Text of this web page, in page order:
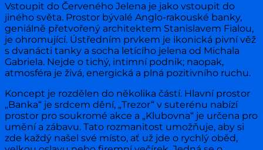
Vstoupit do Červeného Jelena je jako vstoupit do
jiného světa. Prostor bývalé Anglo-rakouské banky,
geniálně přetvořený architektem Stanislavem Fialou,
je ohromující. Ústředním prvkem je ikonická pivní věž
s dvanácti tanky a socha letícího jelena od Michala
Gabriela. Nejde o tichý, intimní podnik; naopak,
atmosféra je živá, energická a plná pozitivního ruchu.
Koncept je rozdělen do několika částí. Hlavní prostor
„Banka“ je srdcem dění, „Trezor“ v suterénu nabízí
prostor pro soukromé akce a „Klubovna“ je určena pro
umění a zábavu. Tato rozmanitost umožňuje, aby si
zde každý našel své místo, ať už jde o rychlý oběd,